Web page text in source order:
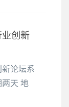
业创新
新论坛系
两天 地